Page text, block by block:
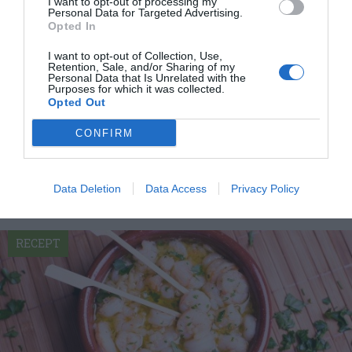
Personal Data for Targeted Advertising.
Opted In
I want to opt-out of Collection, Use,
Retention, Sale, and/or Sharing of my
Personal Data that Is Unrelated with the
Purposes for which it was collected.
Opted Out
CONFIRM
Data Deletion Data Access Privacy Policy
Enkla tapas
Tapas finns i många former. Här är recept på enkla
tapas av de vanligaste kombinationerna av
plockmat...
RECEPT